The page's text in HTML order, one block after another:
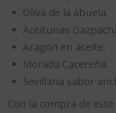
Oliva de la abuela.
Aceitunas
Aragón en aceite.
Morada Cacereña.
Sevillana sabor
Con la compra de